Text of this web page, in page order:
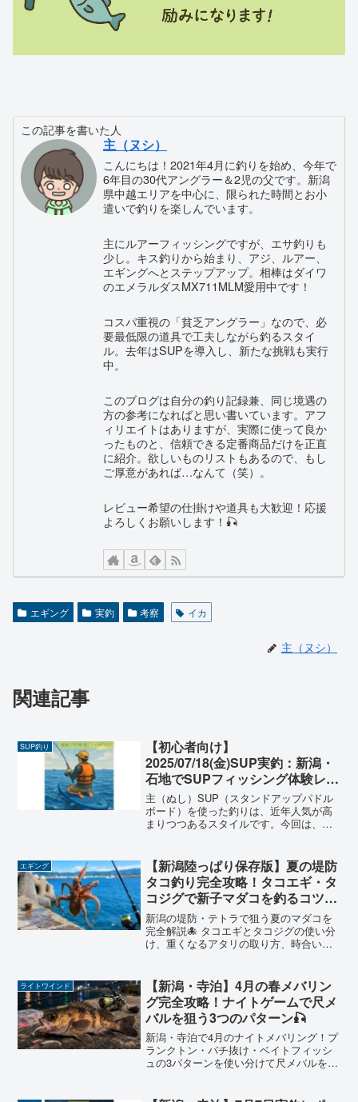
この記事を書いた人
主（ヌシ）
こんにちは！2021年4月に釣りを始め、今年で
6年目の30代アングラー＆2児の父です。新潟
県中越エリアを中心に、限られた時間とお小
遣いで釣りを楽しんでいます。
主にルアーフィッシングですが、エサ釣りも
少し。キス釣りから始まり、アジ、ルアー、
エギングへとステップアップ。相棒はダイワ
のエメラルダスMX711MLM愛用中です！
コスパ重視の「貧乏アングラー」なので、必
要最低限の道具で工夫しながら釣るスタイ
ル。去年はSUPを導入し、新たな挑戦も実行
中。
このブログは自分の釣り記録兼、同じ境遇の
方の参考になればと思い書いています。アフ
ィリエイトはありますが、実際に使って良か
ったものと、信頼できる定番商品だけを正直
に紹介。欲しいものリストもあるので、もし
ご厚意があれば…なんて（笑）。
レビュー希望の仕掛けや道具も大歓迎！応援
よろしくお願いします！🎣
エギング 実釣 考察 イカ
主（ヌシ）
関連記事
SUP釣り
【初心者向け】
2025/07/18(金)SUP実釣：新潟・
石地でSUPフィッシング体験レポ
ート｜キジハタ釣果と風の怖さを
学ぶ
主（ぬし）SUP（スタンドアップパドル
ボード）を使った釣りは、近年人気が高
まりつつあるスタイルです。今回は、新
心者が安全に楽しむためのポイントや装
備、注意点をご紹介し...
エギング
【新潟陸っぱり保存版】夏の堤防
タコ釣り完全攻略！タコエギ・タ
コジグで新子マダコを釣るコツ🐙
【2026年版】
新潟の堤防・テトラで狙う夏のマダコを
完全解説🐙 タコエギとタコジグの使い分
け、重くなるアタリの取り方、時合いと
ツも紹介する2026年版の陸っぱりタコ攻
略ガイドです。
ライトワインド
【新潟・寺泊】4月の春メバリン
グ完全攻略！ナイトゲームで尺メ
バルを狙う3つのパターン🎣
新潟・寺泊で4月のナイトメバリング！プ
ランクトン・バチ抜け・ベイトフィッシ
ュの3パターンを使い分けて尺メバルを狙